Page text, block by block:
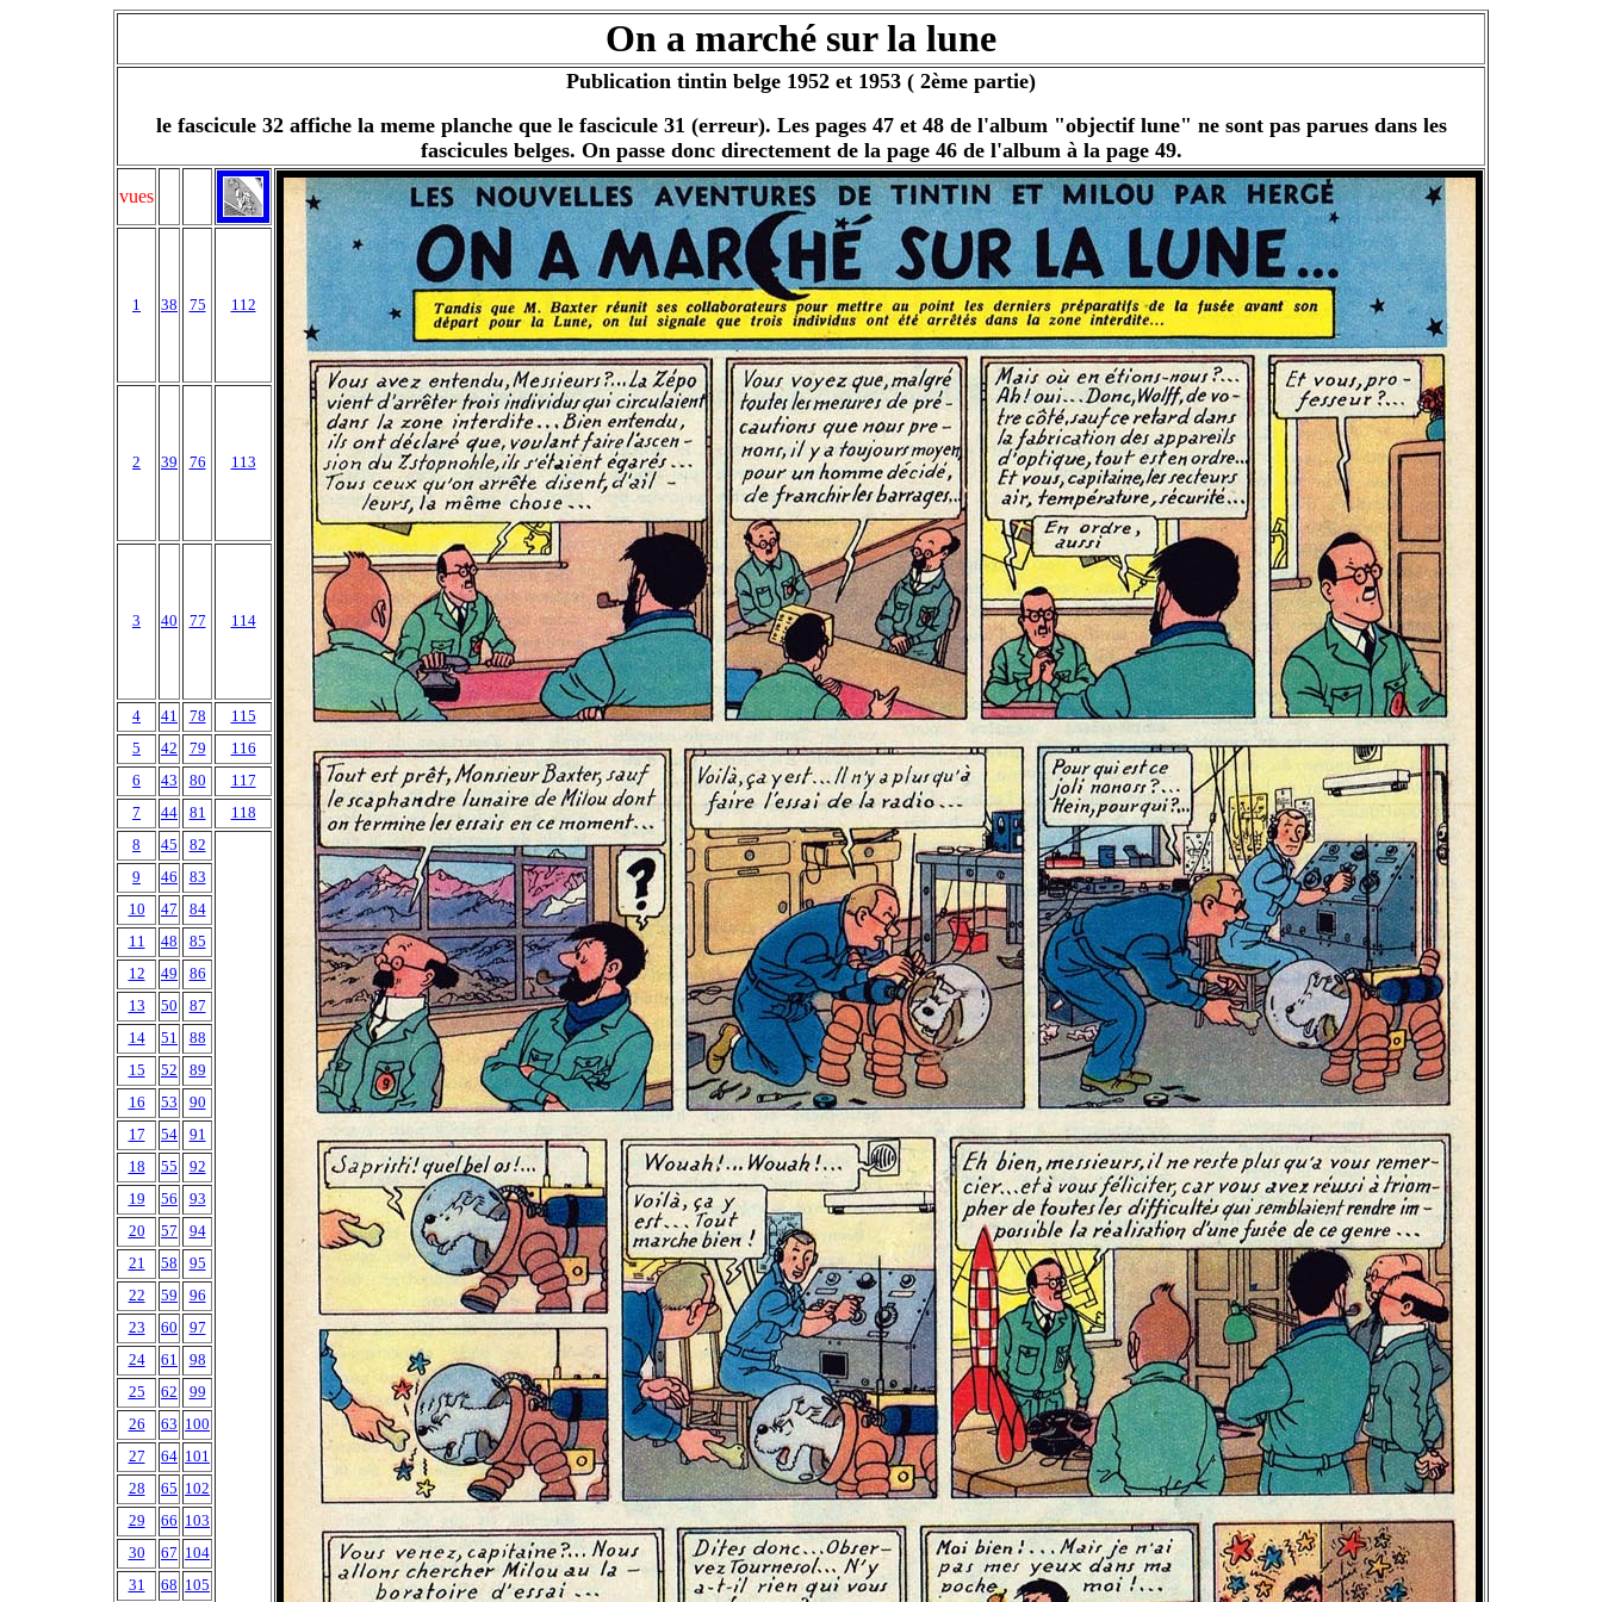
On a marché sur la lune
Publication tintin belge 1952 et 1953 ( 2ème partie)
le fascicule 32 affiche la meme planche que le fascicule 31 (erreur). Les pages 47 et 48 de l'album "objectif lune" ne sont pas parues dans les
fascicules belges. On passe donc directement de la page 46 de l'album à la page 49.
vues
1 38 75 112
2 39 76 113
3 40 77 114
4 41 78
115
5
42 79
116
6
43 80
117
7
44 81
118
8
45
82
9
46
83
10
47
84
11
48
85
12
49
86
13
50
87
14
51
88
15
52
89
16
53
90
17
54
91
18
55
92
19
56
93
20
57
94
21
58
95
22
59
96
23
60
97
24
61
98
25
62
99
26
63 100
27
64 101
28
65 102
29
66 103
30
67 104
31
68 105